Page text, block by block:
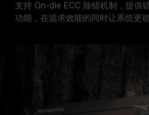
支持 On-die ECC 除错机制，提供
功能，在追求效能的同时让系统更稳